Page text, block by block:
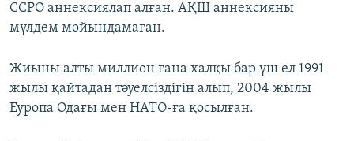
ССРО аннексиялап алған. АҚШ аннексияны
мүлдем мойындамаған.
Жиыны алты миллион ғана халқы бар үш ел 1991
жылы қайтадан тәуелсіздігін алып, 2004 жылы
Еуропа Одағы мен НАТО-ға қосылған.